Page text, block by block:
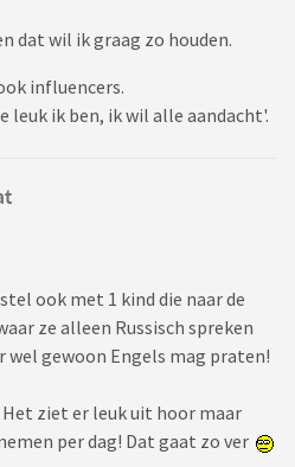
dat wil ik graag zo houden.
influencers.
leuk ik ben, ik wil alle aandacht'.
ook met 1 kind die naar de
ze alleen Russisch spreken
wel gewoon Engels mag praten!
Het ziet er leuk uit hoor maar
per dag! Dat gaat zo ver